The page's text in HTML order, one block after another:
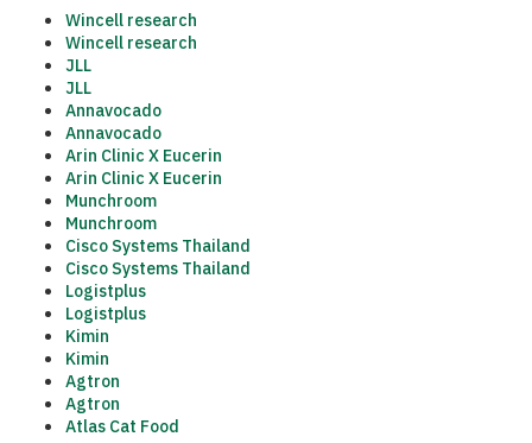
Wincell research
Wincell research
JLL
JLL
Annavocado
Annavocado
Arin Clinic X Eucerin
Arin Clinic X Eucerin
Munchroom
Munchroom
Cisco Systems Thailand
Cisco Systems Thailand
Logistplus
Logistplus
Kimin
Kimin
Agtron
Agtron
Atlas Cat Food